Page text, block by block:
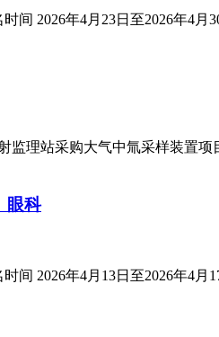
2026年4月23日至2026年4
理站采购大气中氚采样装置
眼科
2026年4月13日至2026年4